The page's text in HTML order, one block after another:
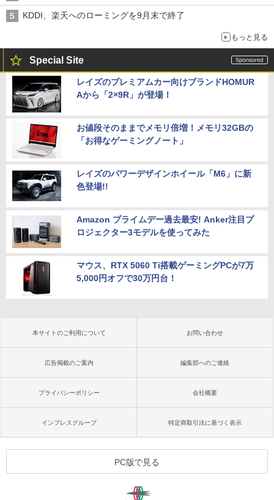
KDDI、楽天へのローミングを9月末で終了
もっと見る
Special Site
レイズのプレミアムカー向けブランドHOMUR
Aから「2×9R」が登場！
お値段そのままでメモリ倍増！メモリ32GBの
「お得なゲーミングノート」
レイズのパワーデザインホイール「M6」に新
色登場!!
Amazon プライムデー過去最安! Anker注目プ
ロジェクター3モデルを使ってみた
マウス、RTX 5060 Ti搭載ゲーミングPCが7万
5,000円オフで30万円台！
本サイトのご利用について お問い合わせ
広告掲載のご案内 編集部へのご連絡
プライバシーポリシー 会社概要
インプレスグループ 特定商取引法に基づく表示
PC版で見る